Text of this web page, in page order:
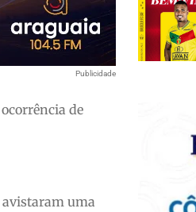
Publicidade
de
avistaram uma